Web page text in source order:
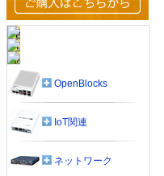
OpenBlocks
IoT関連
ネットワーク